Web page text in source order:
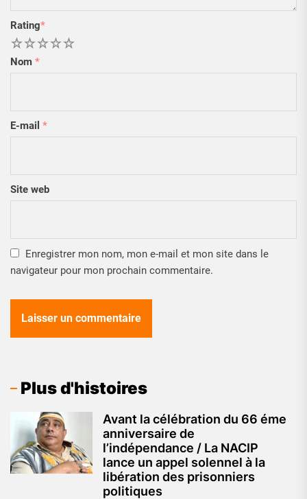
Rating*
5
4
3
2
Nom *
E-mail *
Site web
Enregistrer mon nom, mon e-mail et mon site dans le
navigateur pour mon prochain commentaire.
Plus d'histoires
Avant la célébration du 66 éme
anniversaire de
l’indépendance / La NACIP
lance un appel solennel à la
libération des prisonniers
politiques